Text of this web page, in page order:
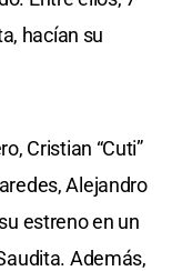
hacían su
Cristian “Cuti”
Alejandro
estreno en un
Además,